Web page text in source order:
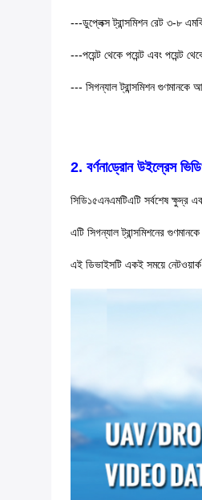
---ডুপ্লেক্স ট্রান্সমিশন রেট ৩-৮
---পয়েন্ট থেকে পয়েন্ট এবং
--- সিগন্যাল ট্রান্সমিশন গুণমানকে
2. বর্ণনাড্রোন উইল্রেস
সিডি১৫এনএমটিএটি সর্বশেষ ক্ষুদ্র
এটি সিগন্যাল ট্রান্সমিশনের
এই ডিভাইসটি একই সময়ে